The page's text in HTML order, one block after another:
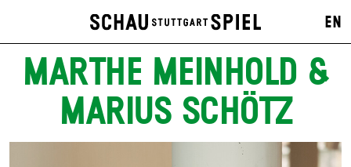
EN
MARTHE MEINHOLD &
MARIUS SCHÖTZ